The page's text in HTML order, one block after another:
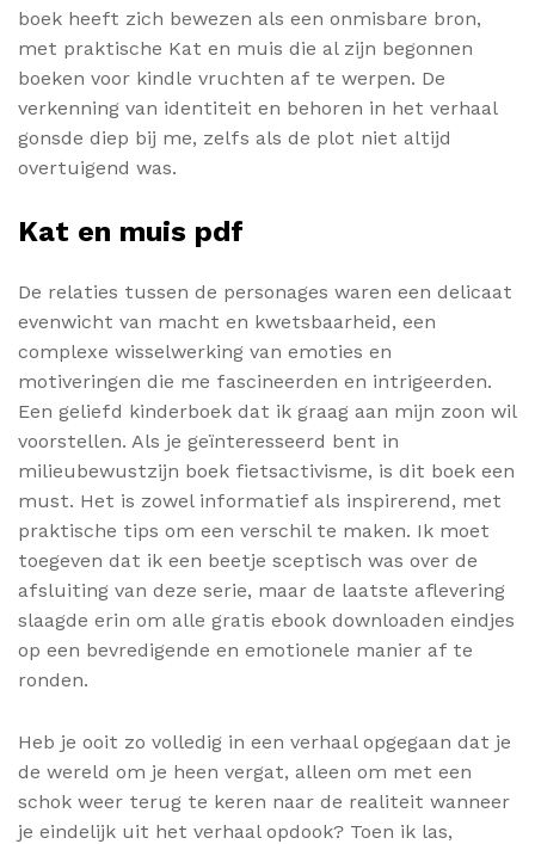
boek heeft zich bewezen als een onmisbare bron,
met praktische Kat en muis die al zijn begonnen
boeken voor kindle vruchten af te werpen. De
verkenning van identiteit en behoren in het verhaal
gonsde diep bij me, zelfs als de plot niet altijd
overtuigend was.
Kat en muis pdf
De relaties tussen de personages waren een delicaat
evenwicht van macht en kwetsbaarheid, een
complexe wisselwerking van emoties en
motiveringen die me fascineerden en intrigeerden.
Een geliefd kinderboek dat ik graag aan mijn zoon wil
voorstellen. Als je geïnteresseerd bent in
milieubewustzijn boek fietsactivisme, is dit boek een
must. Het is zowel informatief als inspirerend, met
praktische tips om een verschil te maken. Ik moet
toegeven dat ik een beetje sceptisch was over de
afsluiting van deze serie, maar de laatste aflevering
slaagde erin om alle gratis ebook downloaden eindjes
op een bevredigende en emotionele manier af te
ronden.
Heb je ooit zo volledig in een verhaal opgegaan dat je
de wereld om je heen vergat, alleen om met een
schok weer terug te keren naar de realiteit wanneer
je eindelijk uit het verhaal opdook? Toen ik las,